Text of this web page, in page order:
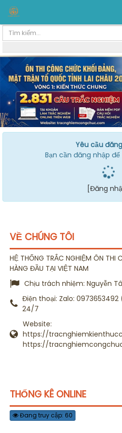
Yêu cầu
Bạn cần đăng nhập
[Đăng
VỀ CHÚNG TÔI
HỆ THỐNG TRẮC NGHIỆM ÔN THI
HÀNG ĐẦU TẠI VIỆT NAM
Chịu trách nhiệm: Nguyễn
Điện thoại: Zalo:
24/7
Website:
https://
https://
THỐNG KÊ ONLINE
Đang truy cập: 60